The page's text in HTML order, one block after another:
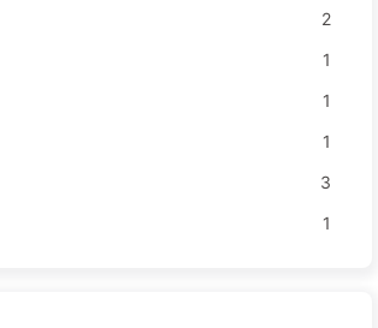
2
1
1
1
3
1